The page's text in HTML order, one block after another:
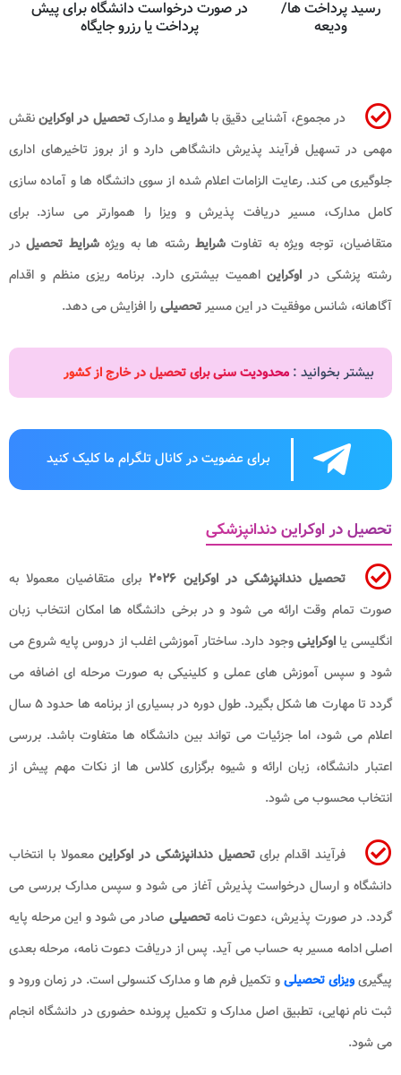
رسید پرداخت ها/
ودیعه
در صورت درخواست دانشگاه برای پیش
پرداخت یا رزرو جایگاه
در مجموع، آشنایی دقیق با شرایطو مدارکتحصیل در اوکرایننقش
مهمی در تسهیل فرآیند پذیرش دانشگاهی دارد و از بروز تاخیرهای اداری
جلوگیری می کند. رعایت الزامات اعلام شده از سوی دانشگاه ها و آماده سازی
کامل مدارک، مسیر دریافت پذیرش و ویزا را هموارتر می سازد. برای
متقاضیان، توجه ویژه به تفاوتشرایط رشته ها به ویژهشرایط تحصیل در
رشته پزشکی دراوکرایناهمیت بیشتری دارد. برنامه ریزی منظم و اقدام
آگاهانه، شانس موفقیت در این مسیرتحصیلی را افزایش می دهد.
بیشتر بخوانید : محدودیت سنی برای تحصیل در خارج از کشور
برای عضویت در کانال تلگرام ما کلیک کنید
تحصیل در اوکراین دندانپزشکی
تحصیل دندانپزشکی در اوکراین ۲۰۲۶
برای متقاضیان معمولا به
صورت تمام وقت ارائه می شود و در برخی دانشگاه ها امکان انتخاب زبان
انگلیسی یااوکراینیوجود دارد. ساختار آموزشی اغلب از دروس پایه شروع می
شود و سپس آموزش های عملی و کلینیکی به صورت مرحله ای اضافه می
گردد تا مهارت ها شکل بگیرد. طول دوره در بسیاری از برنامه ها حدود ۵ سال
اعلام می شود، اما جزئیات می تواند بین دانشگاه ها متفاوت باشد. بررسی
اعتبار دانشگاه، زبان ارائه و شیوه برگزاری کلاس ها از نکات مهم پیش از
انتخاب محسوب می شود.
فرآیند اقدام برایتحصیل دندانپزشکی در اوکراینمعمولا با انتخاب
دانشگاه و ارسال درخواست پذیرش آغاز می شود و سپس مدارک بررسی می
گردد. در صورت پذیرش، دعوت نامهتحصیلی صادر می شود و این مرحله پایه
اصلی ادامه مسیر به حساب می آید. پس از دریافت دعوت نامه، مرحله بعدی
پیگیریویزای تحصیلیو تکمیل فرم ها و مدارک کنسولی است. در زمان ورود و
ثبت نام نهایی، تطبیق اصل مدارک و تکمیل پرونده حضوری در دانشگاه انجام
می شود.